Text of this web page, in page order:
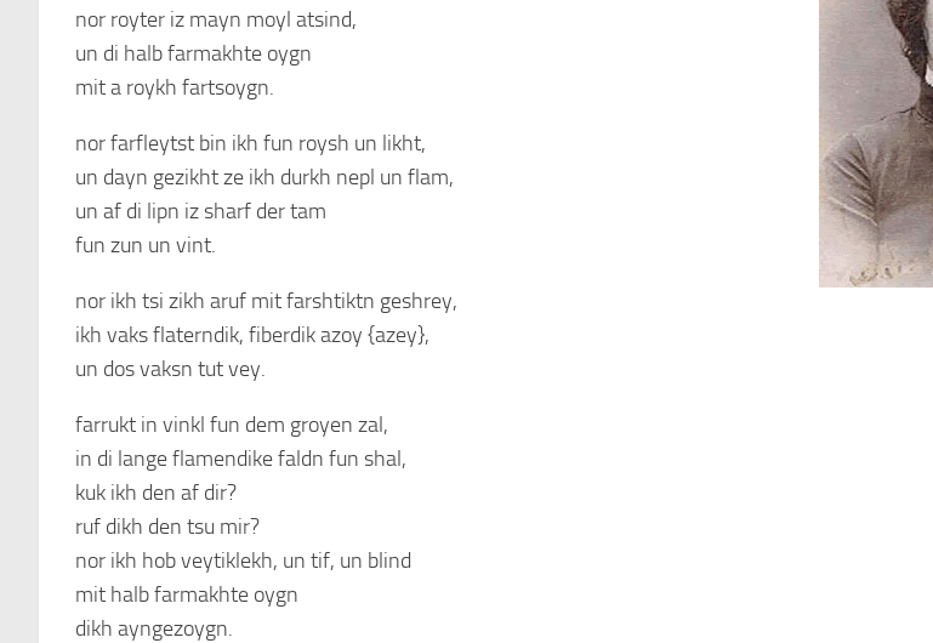
nor royter iz mayn moyl atsind,
un di halb farmakhte oygn
mit a roykh fartsoygn.
nor farfleytst bin ikh fun roysh un likht,
un dayn gezikht ze ikh durkh nepl un flam,
un af di lipn iz sharf der tam
fun zun un vint.
nor ikh tsi zikh aruf mit farshtiktn geshrey,
ikh vaks flaterndik, fiberdik azoy {azey},
un dos vaksn tut vey.
farrukt in vinkl fun dem groyen zal,
in di lange flamendike faldn fun shal,
kuk ikh den af dir?
ruf dikh den tsu mir?
nor ikh hob veytiklekh, un tif, un blind
mit halb farmakhte oygn
dikh ayngezoygn.